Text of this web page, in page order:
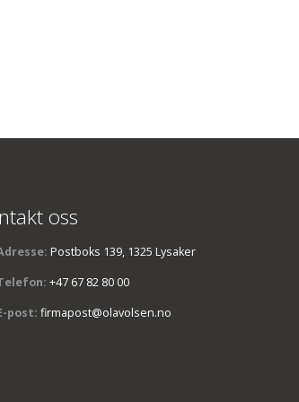
oss
Postboks 139, 1325 Lysaker
+47 67 82 80 00
post: firmapost@olavolsen.no